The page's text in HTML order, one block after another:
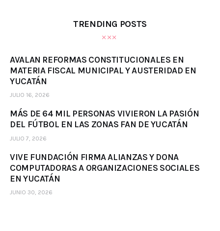
TRENDING POSTS
AVALAN REFORMAS CONSTITUCIONALES EN
MATERIA FISCAL MUNICIPAL Y AUSTERIDAD EN
YUCATÁN
JULIO 16, 2026
MÁS DE 64 MIL PERSONAS VIVIERON LA PASIÓN
DEL FÚTBOL EN LAS ZONAS FAN DE YUCATÁN
JULIO 7, 2026
VIVE FUNDACIÓN FIRMA ALIANZAS Y DONA
COMPUTADORAS A ORGANIZACIONES SOCIALES
EN YUCATÁN
JUNIO 30, 2026